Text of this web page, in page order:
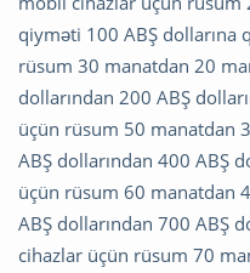
qiyməti 100 ABŞ dollarına
rüsum 30 manatdan 20
dollarından 200 ABŞ
üçün rüsum 50 manatdan
ABŞ dollarından 400 ABŞ
üçün rüsum 60 manatdan
ABŞ dollarından 700 ABŞ
cihazlar üçün rüsum 70